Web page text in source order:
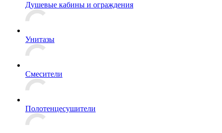
Душевые кабины и ограждения
Унитазы
Смесители
Полотенцесушители